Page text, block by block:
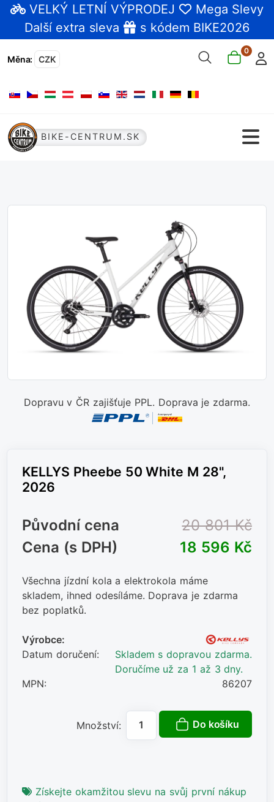
VELKÝ LETNÍ VÝPRODEJ
Mega Slevy
Další extra sleva
s kódem BIKE2026
Měna: CZK
0
Zvolte jazyk
BIKE-CENTRUM.SK
Dopravu v ČR zajišťuje PPL. Doprava je zdarma.
KELLYS Pheebe 50 White M 28",
2026
Původní cena
20 801 Kč
Cena (s DPH)
18 596 Kč
Všechna jízdní kola a elektrokola máme
skladem, ihned odesíláme. Doprava je zdarma
bez poplatků.
Výrobce:
Datum doručení:
Skladem s dopravou zdarma.
Doručíme už za 1 až 3 dny.
MPN:
86207
Množství: Do košíku
Získejte okamžitou slevu na svůj první nákup